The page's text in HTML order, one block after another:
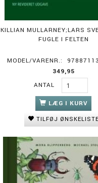
KILLIAN MULLARNEY;LARS
FUGLE I FELTEN
MODEL/VARENR.:
349,95
ANTAL
LÆG I KURV
TILFØJ ØNSKELISTE